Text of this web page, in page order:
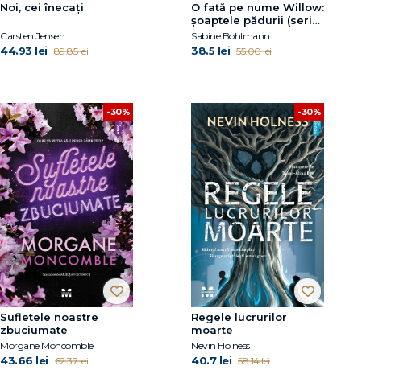
Noi, cei înecați
Carsten Jensen
44.93 lei 89.85 lei
O fată pe nume Willow:
şoaptele pădurii (seria
Willow, vol. 2)
Sabine Bohlmann
38.5 lei 55.00 lei
-30%
Sufletele noastre
zbuciumate
Morgane Moncomble
43.66 lei 62.37 lei
-30%
Regele lucrurilor
moarte
Nevin Holness
40.7 lei 58.14 lei